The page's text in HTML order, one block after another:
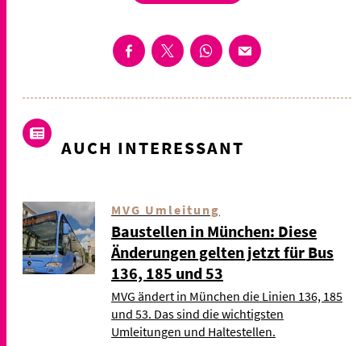
AUCH INTERESSANT
MVG Umleitung
Baustellen in München: Diese
Änderungen gelten jetzt für Bus
136, 185 und 53
MVG ändert in München die Linien 136, 185
und 53. Das sind die wichtigsten
Umleitungen und Haltestellen.